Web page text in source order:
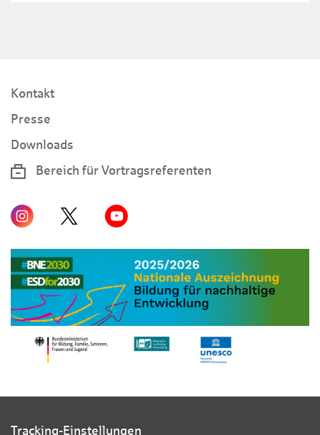
Kontakt
Presse
Downloads
Bereich für Vortragsreferenten
Tracking-Einstellungen